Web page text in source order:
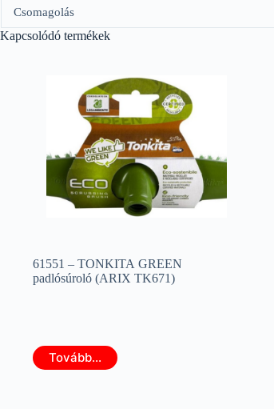
Csomagolás
Kapcsolódó termékek
61551 – TONKITA GREEN
padlósúroló (ARIX TK671)
Tovább...